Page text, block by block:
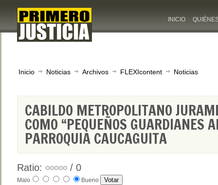
INICIO
Inicio Noticias Archivos FLEXIcontent Noticias
CABILDO METROPOLITANO
COMO “PEQUEÑOS GUARDIANES
PARROQUIA CAUCAGUITA
Ratio: / 0
Malo Bueno